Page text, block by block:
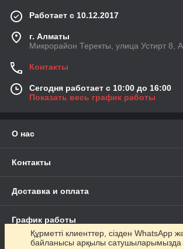
Работает с 10.12.2017
г. Алматы
Микрорайон Теректы, улица Устирт 8,
Контакты
Сегодня работает с 10:00 до 16:00
Показать весь график работы
О нас
Контакты
Доставка и оплата
График работы
Құрметті клиенттер, сізден WhatsApp
байланысы арқылы сатушыларымызда